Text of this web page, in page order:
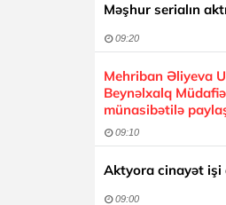
Məşhur serialın
09:20
Mehriban Əliyeva
Beynəlxalq
münasibətilə
09:10
Aktyora cinayət işi
09:00